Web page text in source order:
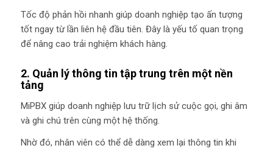
Tốc độ phản hồi nhanh giúp doanh nghiệp tạo ấn tượng
tốt ngay từ lần liên hệ đầu tiên. Đây là yếu tố quan trọng
để nâng cao trải nghiệm khách hàng.
2. Quản lý thông tin tập trung trên một nền
tảng
MiPBX giúp doanh nghiệp lưu trữ lịch sử cuộc gọi, ghi âm
và ghi chú trên cùng một hệ thống.
Nhờ đó, nhân viên có thể dễ dàng xem lại thông tin khi